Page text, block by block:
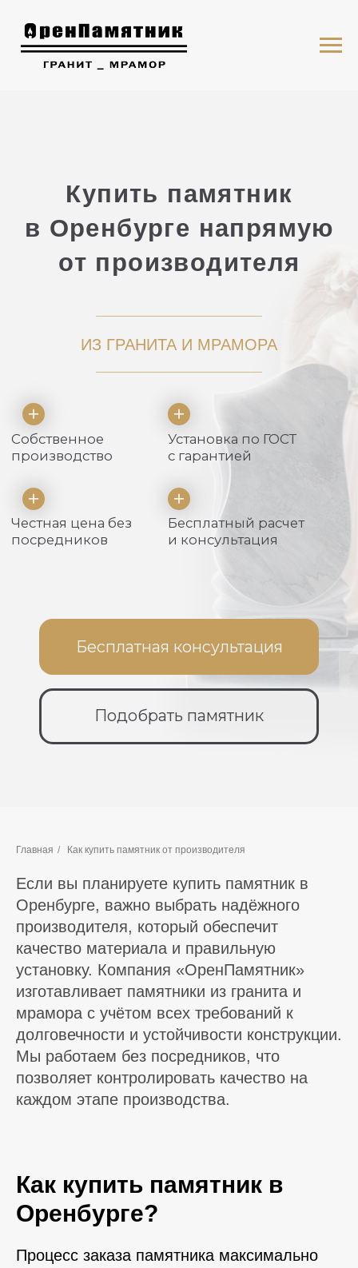
от производителя
Бесплатная консультация
Установка по ГОСТ
Бесплатный расчет
Подобрать памятник
Главная / Как купить памятник от производителя
Если вы планируете купить памятник в
Оренбурге, важно выбрать надёжного
производителя, который обеспечит
качество материала и правильную
установку. Компания «ОренПамятник»
изготавливает памятники из гранита и
мрамора с учётом всех требований к
долговечности и устойчивости конструкции.
Мы работаем без посредников, что
позволяет контролировать качество на
каждом этапе производства.
Как купить памятник в
Оренбурге?
Процесс заказа памятника максимально